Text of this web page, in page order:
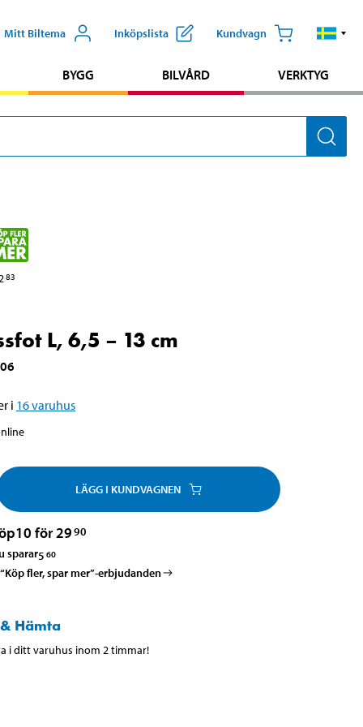
Mitt Biltema Inköpslista Kundvagn
BYGG BILVÅRD VERKTYG
83
L, 6,5 – 13 cm
i 16varuhus
LÄGG I KUNDVAGNEN
10 för 2990
sparar5 60
fler, spar mer”-erbjudanden
Hämta
i ditt varuhus inom 2 timmar!